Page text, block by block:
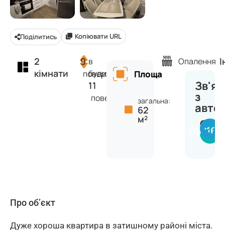
Поділитись Копіювати URL
2
кімнати
9
поверх
в
будинку
11
поверхів
Площа
загальна:
62
м²
Опалення
з
Про об’єкт
Дуже хороша квартира в затишному районі міста.